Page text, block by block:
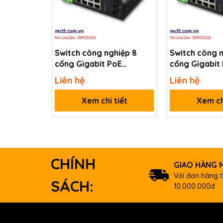
RX Overload
-8 dBm Max.
Budget
12 dBm
COM Ports
Ports
1 x RS-232/
Power
Reverse Polarity Protection
Input Range
Redundant Power Inputs
Alarm Output
Mechanical
Dimensions (mm)
Switch công nghiệp 8
cổng Gigabit PoE
Ethernet + 2 cổng Quang
1G SFP JHA TECH JHA-
MIGS28HP-WEB
Liên hệ
Xem chi tiết
Switch công
cổng Gigabit
cổng Quang
TECH JHA-
Liên hệ
Xem
CHÍNH
SÁCH:
GIAO HÀNG
Với đơn hàng
10.000.000đ